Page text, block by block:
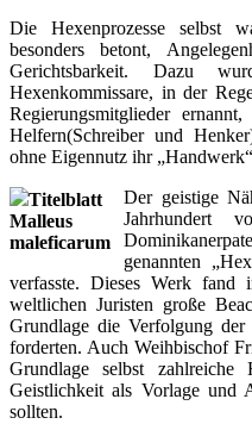
Die Hexenprozesse selbst
besonders betont,
Gerichtsbarkeit. Dazu
Hexenkommissare, in der
Regierungsmitglieder
Helfern(Schreiber und
ohne Eigennutz ihr
Titelblatt
Malleus
maleficarum
Der geistige
Jahrhundert
genannten
verfasste. Dieses Werk
weltlichen Juristen große
Grundlage die Verfolgung
forderten. Auch Weihbischof
Grundlage selbst zahlreiche
Geistlichkeit als Vorlage und
sollten.